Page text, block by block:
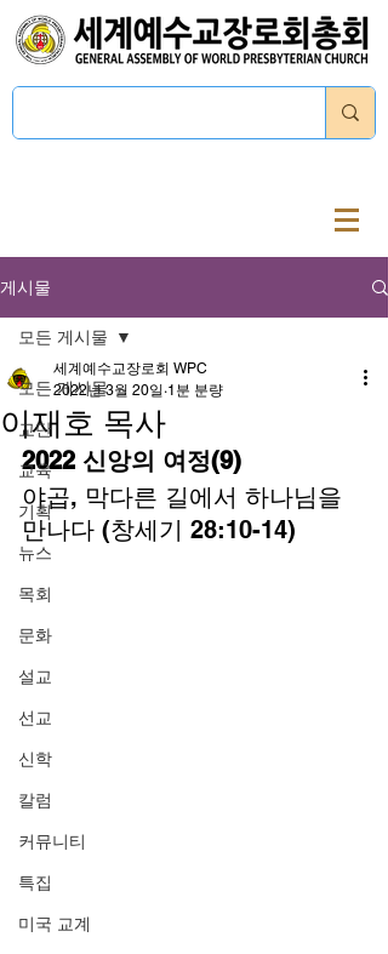
게시물
모든 게시물
교단
교육
기획
뉴스
목회
문화
설교
선교
신학
칼럼
커뮤니티
특집
미국 교계
모든 게시물
이재호 목사
세계예수교장로회 WPC
2022년 3월 20일 1분 분량
2022 신앙의 여정(9)
야곱, 막다른 길에서 하나님을
만나다 (창세기 28:10-14)